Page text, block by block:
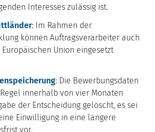
Interesses zulässig ist.
: Im Rahmen der
können Auftragsverarbeiter auch
Union eingesetzt
: Die Bewerbungsdaten
innerhalb von vier Monaten
der Entscheidung gelöscht, es sei
Einwilligung in eine längere
vor.